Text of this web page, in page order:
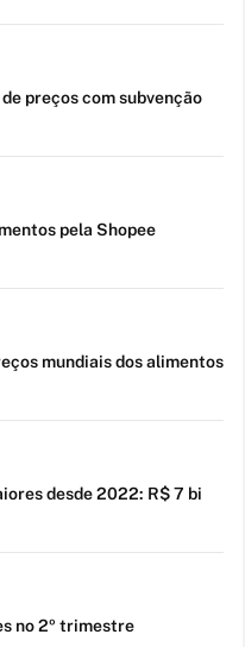
preços com subvenção
pela Shopee
mundiais dos alimentos
desde 2022: R$ 7 bi
no 2º trimestre